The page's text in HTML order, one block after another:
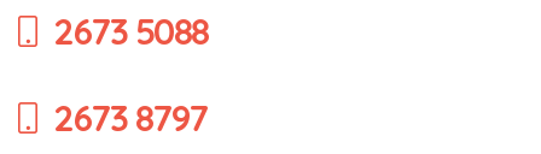
2673 5088
2673 8797